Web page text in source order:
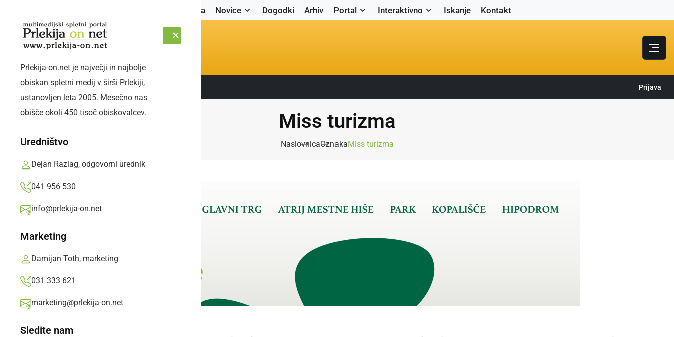
Naslovnica Novice Dogodki Arhiv Portal Interaktivno Iskanje Kontakt
PETEK, 7. AVGUST 2026 Sledite nam: Prijava
Prlekija-on.net je največji in najbolje
obiskan spletni medij v širši Prlekiji,
ustanovljen leta 2005. Mesečno nas
obišče okoli 450 tisoč obiskovalcev.
Uredništvo
Dejan Razlag, odgovorni urednik
041 956 530
info@prlekija-on.net
Marketing
Damijan Toth, marketing
031 333 621
marketing@prlekija-on.net
Sledite nam
Miss turizma
NaslovnicaOznakaMiss turizma